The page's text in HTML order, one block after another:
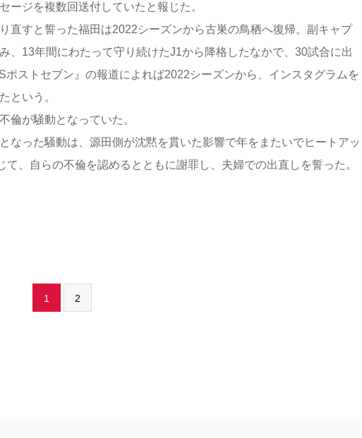
ージを複数回送付していたと報じた。
すと誓った福田は2022シーズンから古巣の鳥栖へ復帰。副キャプ
、13年間にわたって守り続けたJ1から降格したなかで、30試合に出
ストセブン』の報道によれば2022シーズンから、インスタグラムを
という。
が騒動となっていた。
った騒動は、源田側が沈黙を貫いた影響で年をまたいでヒートアッ
、自らの不倫を認めるとともに謝罪し、夫婦での出直しを誓った。
1 2